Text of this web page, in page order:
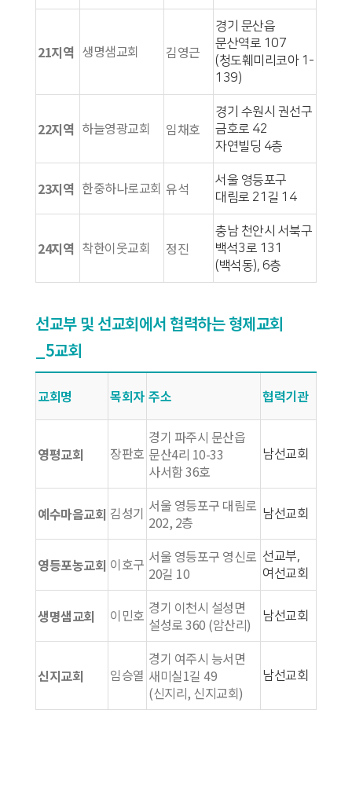
21지역 생명샘교회 김영근
경기 문산읍
문산역로 107
(청도훼미리코아 1-
139)
22지역 하늘영광교회 임채호
경기 수원시 권선구
금호로 42
자연빌딩 4층
23지역 한중하나로교회 유석
서울 영등포구
대림로 21길 14
24지역 착한이웃교회 정진
충남 천안시 서북구
백석3로 131
(백석동), 6층
선교부 및 선교회에서 협력하는 형제교회
_5교회
교회명 목회자 주소 협력기관
영평교회 장판호
경기 파주시 문산읍
문산4리 10-33
사서함 36호
남선교회
예수마음교회 김성기 서울 영등포구 대림로
202, 2층
남선교회
영등포농교회 이호구 서울 영등포구 영신로
20길 10
선교부,
여선교회
생명샘교회 이민호 경기 이천시 설성면
설성로 360 (암산리)
남선교회
신지교회 임승열
경기 여주시 능서면
새미실1길 49
(신지리, 신지교회)
남선교회